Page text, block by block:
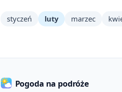
styczeń luty marzec
Pogoda na podróże